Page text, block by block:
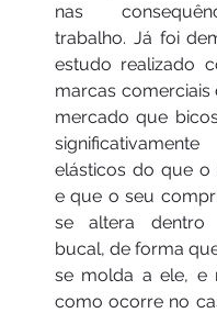
nas
trabalho. Já foi
estudo realizado
marcas comerciais
mercado que
elásticos do que o
e que o seu
se altera dentro
bucal, de forma
se molda a ele, e
como ocorre no